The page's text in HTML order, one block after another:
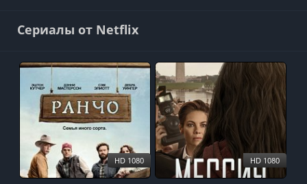
Сериалы от Netflix
HD 1080 HD 1080